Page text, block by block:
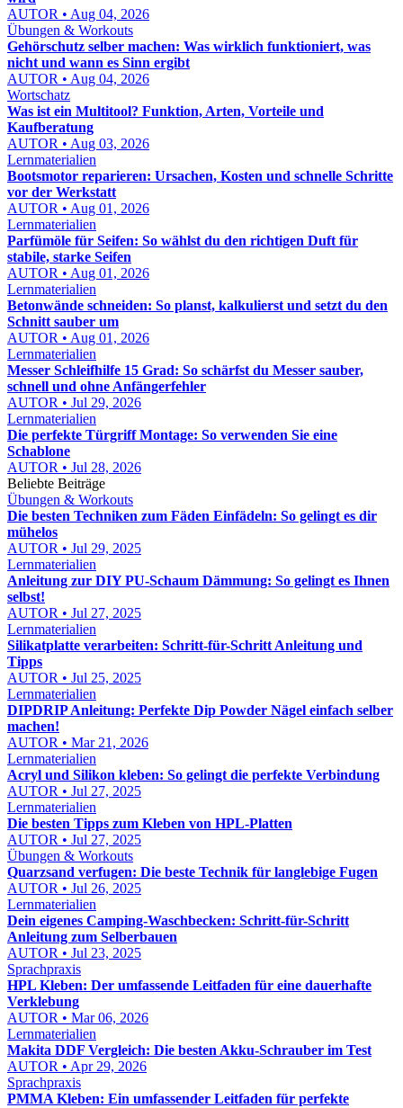
AUTOR • Aug 04, 2026
Übungen & Workouts
Gehörschutz selber machen: Was wirklich funktioniert, was
nicht und wann es Sinn ergibt
AUTOR • Aug 04, 2026
Wortschatz
Was ist ein Multitool? Funktion, Arten, Vorteile und
Kaufberatung
AUTOR • Aug 03, 2026
Lernmaterialien
Bootsmotor reparieren: Ursachen, Kosten und schnelle Schritte
vor der Werkstatt
AUTOR • Aug 01, 2026
Lernmaterialien
Parfümöle für Seifen: So wählst du den richtigen Duft für
stabile, starke Seifen
AUTOR • Aug 01, 2026
Lernmaterialien
Betonwände schneiden: So planst, kalkulierst und setzt du den
Schnitt sauber um
AUTOR • Aug 01, 2026
Lernmaterialien
Messer Schleifhilfe 15 Grad: So schärfst du Messer sauber,
schnell und ohne Anfängerfehler
AUTOR • Jul 29, 2026
Lernmaterialien
Die perfekte Türgriff Montage: So verwenden Sie eine
Schablone
AUTOR • Jul 28, 2026
Beliebte Beiträge
Übungen & Workouts
Die besten Techniken zum Fäden Einfädeln: So gelingt es dir
mühelos
AUTOR • Jul 29, 2025
Lernmaterialien
Anleitung zur DIY PU-Schaum Dämmung: So gelingt es Ihnen
selbst!
AUTOR • Jul 27, 2025
Lernmaterialien
Silikatplatte verarbeiten: Schritt-für-Schritt Anleitung und
Tipps
AUTOR • Jul 25, 2025
Lernmaterialien
DIPDRIP Anleitung: Perfekte Dip Powder Nägel einfach selber
machen!
AUTOR • Mar 21, 2026
Lernmaterialien
Acryl und Silikon kleben: So gelingt die perfekte Verbindung
AUTOR • Jul 27, 2025
Lernmaterialien
Die besten Tipps zum Kleben von HPL-Platten
AUTOR • Jul 27, 2025
Übungen & Workouts
Quarzsand verfugen: Die beste Technik für langlebige Fugen
AUTOR • Jul 26, 2025
Lernmaterialien
Dein eigenes Camping-Waschbecken: Schritt-für-Schritt
Anleitung zum Selberbauen
AUTOR • Jul 23, 2025
Sprachpraxis
HPL Kleben: Der umfassende Leitfaden für eine dauerhafte
Verklebung
AUTOR • Mar 06, 2026
Lernmaterialien
Makita DDF Vergleich: Die besten Akku-Schrauber im Test
AUTOR • Apr 29, 2026
Sprachpraxis
PMMA Kleben: Ein umfassender Leitfaden für perfekte